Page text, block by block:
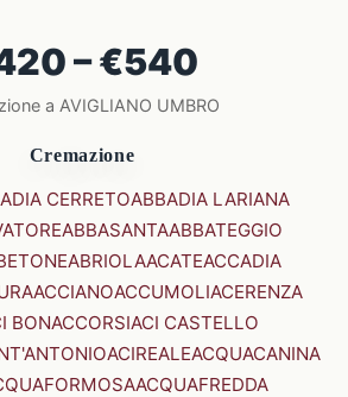
– €540
a AVIGLIANO UMBRO
Cremazione
CERRETOABBADIA LARIANA
ABBASANTAABBATEGGIO
ABRIOLAACATEACCADIA
ACCIANOACCUMOLIACERENZA
BONACCORSIACI CASTELLO
ACIREALEACQUACANINA
ACQUAFREDDA